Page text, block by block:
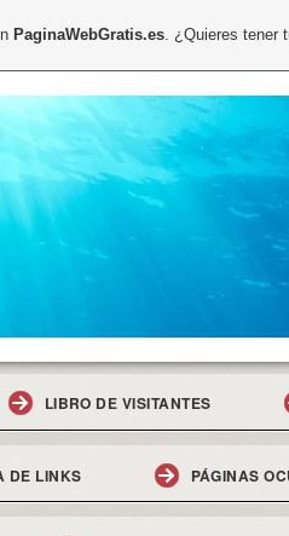
LIBRO DE VISITANTES
DE LINKS PÁGINAS
PaginaWebGratis.es. ¿Quieres tener